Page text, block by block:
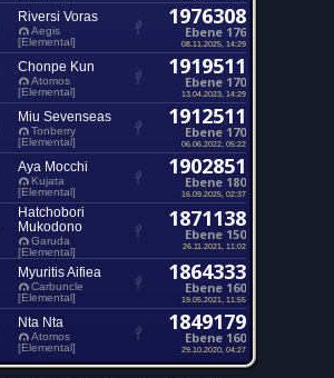
Riversi Voras
Aegis
[Elemental]
1976308
Ebene 176
08.11.2025, 14:29
Chonpe Kun
Atomos
[Elemental]
1919511
Ebene 170
13.04.2023, 14:29
Miu Sevenseas
Tonberry
[Elemental]
1912511
Ebene 170
06.06.2022, 05:22
Aya Mocchi
Kujata
[Elemental]
1902851
Ebene 180
16.09.2025, 02:37
Hatchobori
Mukodono
Garuda
[Elemental]
1871138
Ebene 150
26.11.2021, 11:02
Myuritis Aifiea
Carbuncle
[Elemental]
1864333
Ebene 160
19.05.2021, 11:55
Nta Nta
Atomos
[Elemental]
1849179
Ebene 160
29.10.2020, 04:27